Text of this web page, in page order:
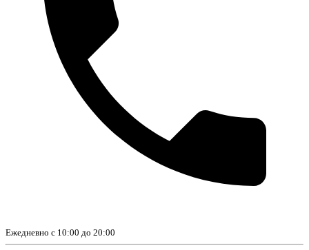
Ежедневно с 10:00 до 20:00